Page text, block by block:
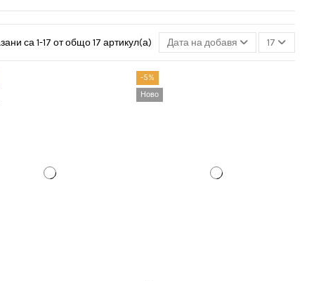
са 1-17 от общо 17 артикул(а) Дата на добавяне, най-нови към
17
-5%
Ново